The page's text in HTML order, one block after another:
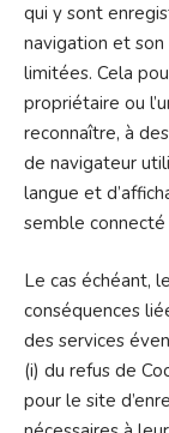
qui y sont
navigation et
limitées. Cela
propriétaire ou
reconnaître, à
de navigateur
langue et
semble
Le cas échéant,
conséquences
des services
(i) du refus de
pour le site